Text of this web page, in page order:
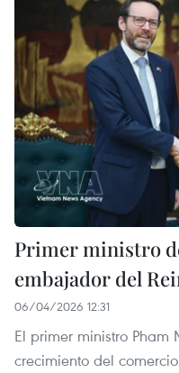
Primer ministro
embajador del
06/04/2026 12:31
El primer ministro Pham
crecimiento del